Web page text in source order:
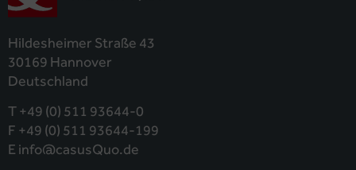
Hildesheimer Straße 43
30169 Hannover
Deutschland
T‭ +49 (0) 511 93644-0
F +49 (0) 511 93644-199
E info@casusQuo.de